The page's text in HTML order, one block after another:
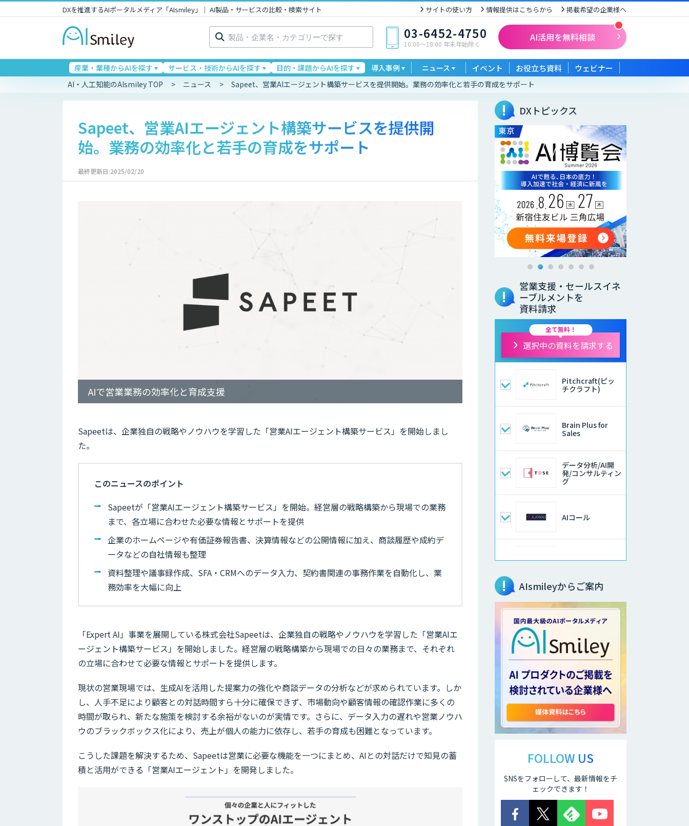
DXを推進するAIポータルメディア「AIsmiley」｜ AI製品・サービスの比較・検索サイト サイトの使い方 情報提供はこちらから 掲載希望の企業様へ
検
索: 03-6452-4750
10:00〜18:00 年末年始除く
AI活用を無料相談
産業・業種からAIを探す サービス・技術からAIを探す 目的・課題からAIを探す 導入事例 ニュース イベント お役立ち資料 ウェビナー
AI・人工知能のAIsmiley TOP ニュース Sapeet、営業AIエージェント構築サービスを提供開始。業務の効率化と若手の育成をサポート
Sapeet、営業AIエージェント構築サービスを提供開
始。業務の効率化と若手の育成をサポート
最終更新日:2025/02/20
AIで営業業務の効率化と育成支援
Sapeetは、企業独自の戦略やノウハウを学習した「営業AIエージェント構築サービス」を開始しまし
た。
このニュースのポイント
Sapeetが「営業AIエージェント構築サービス」を開始。経営層の戦略構築から現場での業務
まで、各立場に合わせた必要な情報とサポートを提供
企業のホームページや有価証券報告書、決算情報などの公開情報に加え、商談履歴や成約デ
ータなどの自社情報も整理
資料整理や議事録作成、SFA・CRMへのデータ入力、契約書関連の事務作業を自動化し、業
務効率を大幅に向上
「Expert AI」事業を展開している株式会社Sapeetは、企業独自の戦略やノウハウを学習した「営業AIエ
ージェント構築サービス」を開始しました。経営層の戦略構築から現場での日々の業務まで、それぞれ
の立場に合わせて必要な情報とサポートを提供します。
現状の営業現場では、生成AIを活用した提案力の強化や商談データの分析などが求められています。しか
し、人手不足により顧客との対話時間すら十分に確保できず、市場動向や顧客情報の確認作業に多くの
時間が取られ、新たな施策を検討する余裕がないのが実情です。さらに、データ入力の遅れや営業ノウハ
ウのブラックボックス化により、売上が個人の能力に依存し、若手の育成も困難となっています。
こうした課題を解決するため、Sapeetは営業に必要な機能を一つにまとめ、AIとの対話だけで知見の蓄
積と活用ができる「営業AIエージェント」を開発しました。
DXトピックス
営業支援・セールスイネ
ーブルメントを
資料請求
全て無料！
選択中の資料を請求する
Pitchcraft(ピッ
チクラフト)
Brain Plus for
Sales
データ分析/AI開
発/コンサルティン
グ
AIコール
imprai ezKotae
向け収益管理プラ
ットフォーム「ソ
アスク」
法人向けAIエージ
ェント「OfficeAI
社員」
2層ナレッジ×AI
で顧客コミュニケ
ーションを効率化
「ZEROCK」
運営を自動化し、
「TIMEWELL
BASE」
LINE WORKS
AiNote
AIsmileyからご案内
FOLLOW US
SNSをフォローして、最新情報をチ
ェックできます！